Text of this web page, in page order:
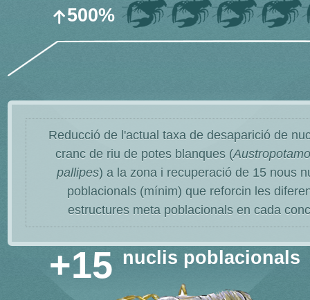
500%
Reducció de l'actual taxa de desaparició de
cranc de riu de potes blanques (
pallipes) a la zona i recuperació de 15 nous
poblacionals (mínim) que reforcin les
estructures meta poblacionals en cada
+15 nuclis poblacionals